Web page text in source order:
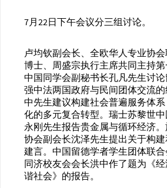
7月22日下午会议分三组讨论。
卢均钦副会长、全欧华人专业协
博士、周盛宗执行主席共同主持
中国同学会副秘书长孔凡先生讨
强中法两国政府与民间团体交流
中先生建议构建社会普遍服务体
化的多元复合转型。瑞士苏黎世
永刚先生报告贵金属与循环经济
协会副会长沈泽先生提出关于构
建言。中国留德学者学生团体联
同济校友会会长洪中作了题为《
谐社会》的报告。